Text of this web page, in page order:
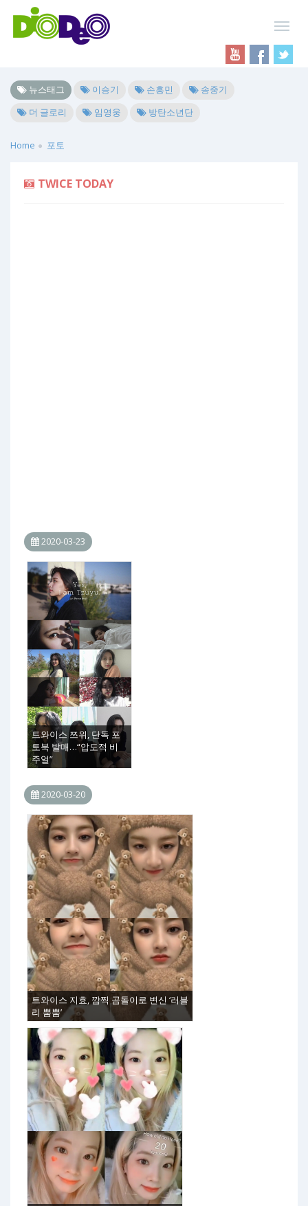
뉴스태그 이승기 손흥민
송중기
더 글로리
임영웅 방탄소년단
Home 포토
TWICE TODAY
2020-03-23
트와이스 쯔위, 단독 포
토북 발매…“압도적 비
주얼”
2020-03-20
트와이스 지효, 깜찍 곰돌이로 변신 ‘러블
리 뿜뿜’